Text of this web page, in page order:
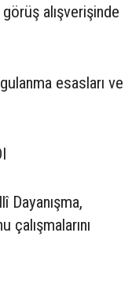
görüş alışverişinde
esasları ve